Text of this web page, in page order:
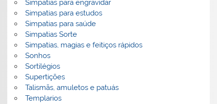
Simpatias para engravidar
Simpatias para estudos
Simpatias para saúde
Simpatias Sorte
Simpatias, magias e feitiços rápidos
Sonhos
Sortilégios
Supertições
Talismãs, amuletos e patuás
Templarios